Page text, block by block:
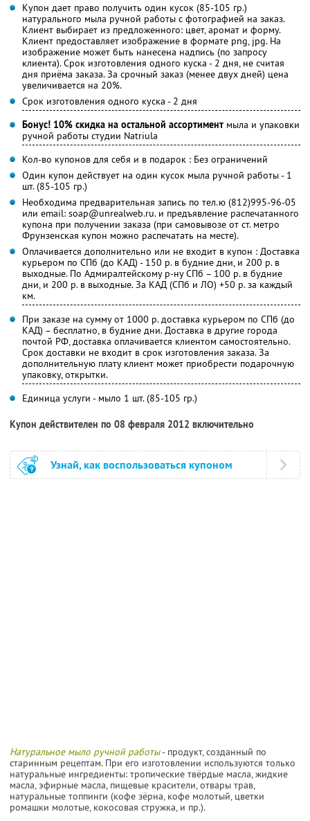
Купон дает право получить один кусок (85-105 гр.)
натурального мыла ручной работы с фотографией на заказ.
Клиент выбирает из предложенного: цвет, аромат и форму.
Клиент предоставляет изображение в формате png, jpg. На
изображение может быть нанесена надпись (по запросу
клиента). Срок изготовления одного куска - 2 дня, не считая
дня приёма заказа. За срочный заказ (менее двух дней) цена
увеличивается на 20%.
Срок изготовления одного куска - 2 дня
Бонус! 10% скидка на остальной ассортимент мыла и упаковки
ручной работы студии Natriula
Кол-во купонов для себя и в подарок : Без ограничений
Один купон действует на один кусок мыла ручной работы - 1
шт. (85-105 гр.)
Необходима предварительная запись по тел.ю (812)995-96-05
или email: soap@unrealweb.ru. и предъявление распечатанного
купона при получении заказа (при самовывозе от ст. метро
Фрунзенская купон можно распечатать на месте).
Оплачивается дополнительно или не входит в купон : Доставка
курьером по СПб (до КАД) - 150 р. в будние дни, и 200 р. в
выходные. По Адмиралтейскому р-ну СПб – 100 р. в будние
дни, и 200 р. в выходные. За КАД (СПб и ЛО) +50 р. за каждый
км.
При заказе на сумму от 1000 р. доставка курьером по СПб (до
КАД) – бесплатно, в будние дни. Доставка в другие города
почтой РФ, доставка оплачивается клиентом самостоятельно.
Срок доставки не входит в срок изготовления заказа. За
дополнительную плату клиент может приобрести подарочную
упаковку, открытки.
Единица услуги - мыло 1 шт. (85-105 гр.)
Купон действителен по 08 февраля 2012 включительно
Узнай, как воспользоваться купоном
Натуральное мыло ручной работы- продукт, созданный по
старинным рецептам. При его изготовлении используются только
натуральные ингредиенты: тропические твёрдые масла, жидкие
масла, эфирные масла, пищевые красители, отвары трав,
натуральные топпинги (кофе зёрна, кофе молотый, цветки
ромашки молотые, кокосовая стружка, и пр.).